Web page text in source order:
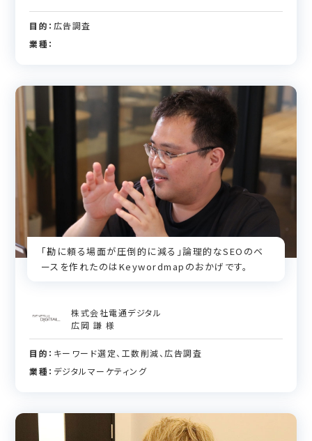
目的： 広告調査
業種：
「勘に頼る場面が圧倒的に減る」論理的なSEOのベ
ースを作れたのはKeywordmapのおかげです。
株式会社電通デジタル
広岡 謙 様
目的： キーワード選定、工数削減、広告調査
業種： デジタルマーケティング